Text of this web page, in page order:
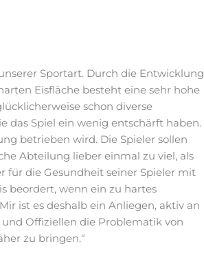
Sportart. Durch die Entwicklung
Eisfläche besteht eine sehr hohe
schon diverse
das Spiel ein wenig entschärft haben.
betrieben wird. Die Spieler sollen
Abteilung lieber einmal zu viel, als
für die Gesundheit seiner Spieler mit
beordert, wenn ein zu hartes
ist es deshalb ein Anliegen, aktiv an
Offiziellen die Problematik von
zu bringen.“